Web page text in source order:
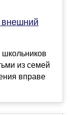
из семей
вправе